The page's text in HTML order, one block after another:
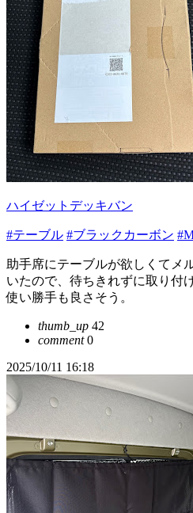
ハイゼットデッキバン
#テーブル #ブラックカーボン
助手席にテーブルが欲しくてメ
いたので、待ちきれずに取り付
使い勝手も良さそう。
thumb_up 42
comment0
2025/10/11 16:18